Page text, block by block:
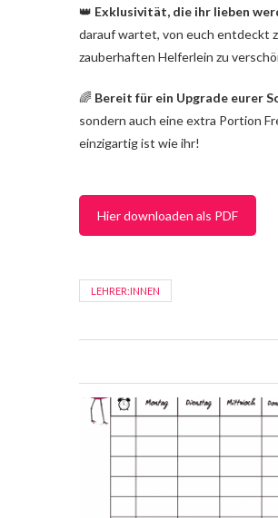
👑 Exklusivität, die ihr lieben
darauf wartet, von euch entdeckt
zauberhaften Helferlein zu
🌈 Bereit für ein Upgrade eurer
sondern auch eine extra Portion
einzigartig ist wie ihr!
Hier downloaden als PDF
LEHRER:INNEN